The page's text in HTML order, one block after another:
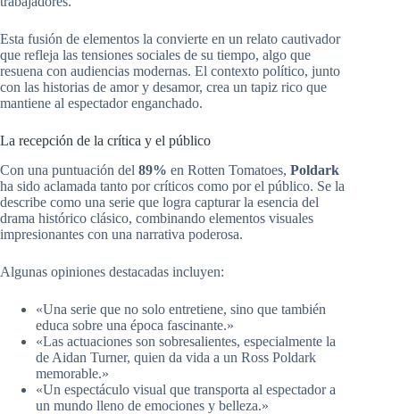
Esta fusión de elementos la convierte en un relato cautivador
que refleja las tensiones sociales de su tiempo, algo que
resuena con audiencias modernas. El contexto político, junto
con las historias de amor y desamor, crea un tapiz rico que
mantiene al espectador enganchado.
La recepción de la crítica y el público
Con una puntuación del 89% en Rotten Tomatoes, Poldark
ha sido aclamada tanto por críticos como por el público. Se la
describe como una serie que logra capturar la esencia del
drama histórico clásico, combinando elementos visuales
impresionantes con una narrativa poderosa.
Algunas opiniones destacadas incluyen:
«Una serie que no solo entretiene, sino que también
educa sobre una época fascinante.»
«Las actuaciones son sobresalientes, especialmente la
de Aidan Turner, quien da vida a un Ross Poldark
memorable.»
«Un espectáculo visual que transporta al espectador a
un mundo lleno de emociones y belleza.»